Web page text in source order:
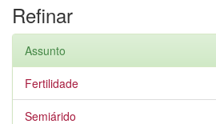
Refinar
Assunto
Fertilidade
Semiárido